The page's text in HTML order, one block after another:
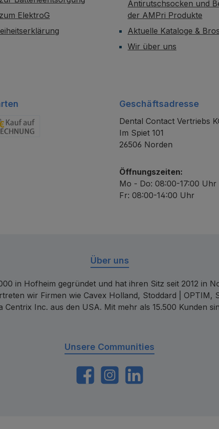
ElektroG
Antirutschsocken und
der AMPri Produkte
Aktuelle Kataloge &
Wir über uns
Geschäftsadresse
Dental Contact Vertriebs
Im Spiet 101
26506 Norden
Öffnungszeiten:
Mo - Do: 08:00-17:00 Uhr
Fr: 08:00-14:00 Uhr
Über uns
in Hofheim gegründet und hat ihren Sitz seit 2012 in
wir Firmen wie Cavex Holland, Stoddard | OPTIM,
Inc. aus den USA. Mit mehr als 15.500 Kunden
Unsere Communities
https://www.facebook.com/
InstagramLinkedIn